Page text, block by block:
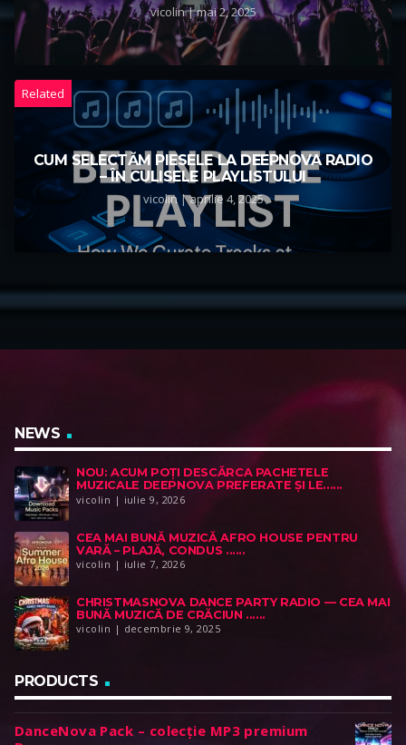
vicolin | mai 2, 2025
Related
CUM SELECTĂM PIESELE LA DEEPNOVA RADIO
– ÎN CULISELE PLAYLISTULUI
vicolin | aprilie 4, 2025
NEWS
NOU: ACUM POȚI DESCĂRCA PACHETELE
MUZICALE DEEPNOVA PREFERATE ȘI LE......
vicolin | iulie 9, 2026
CEA MAI BUNĂ MUZICĂ AFRO HOUSE PENTRU
VARĂ – PLAJĂ, CONDUS ......
vicolin | iulie 7, 2026
CHRISTMASNOVA DANCE PARTY RADIO — CEA MAI
BUNĂ MUZICĂ DE CRĂCIUN ......
vicolin | decembrie 9, 2025
PRODUCTS
DanceNova Pack – colecție MP3 premium